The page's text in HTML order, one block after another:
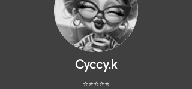
Cyccy.k
⭐️⭐️⭐️⭐️⭐️